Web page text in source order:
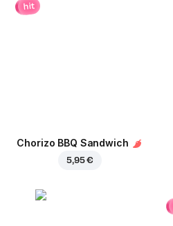
hit
Chorizo BBQ Sandwich
5,95 €